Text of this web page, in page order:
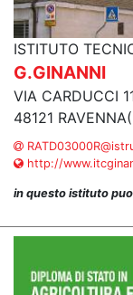
ISTITUTO
G.GINANNI
VIA CARDUCCI
48121
http://
in questo istituto